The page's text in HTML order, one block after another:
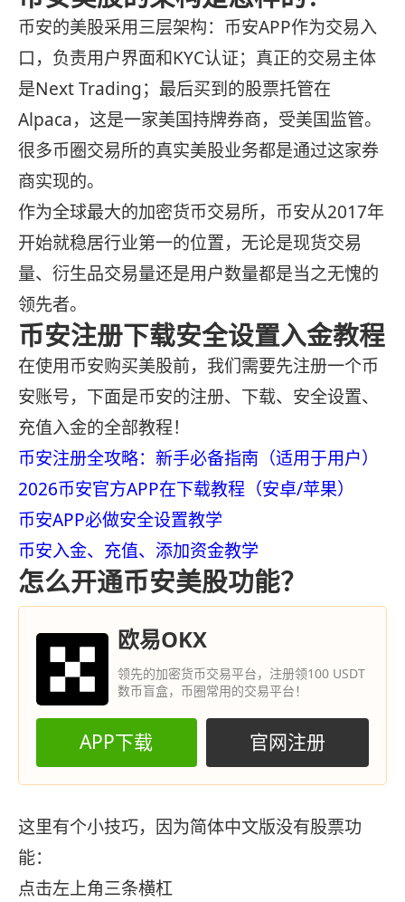
币安的美股采用三层架构：币安APP作为交易入
口，负责用户界面和KYC认证；真正的交易主体
是Next Trading；最后买到的股票托管在
Alpaca，这是一家美国持牌券商，受美国监管。
很多币圈交易所的真实美股业务都是通过这家券
商实现的。
作为全球最大的加密货币交易所，币安从2017年
开始就稳居行业第一的位置，无论是现货交易
量、衍生品交易量还是用户数量都是当之无愧的
领先者。
币安注册下载安全设置入金教程
在使用币安购买美股前，我们需要先注册一个币
安账号，下面是币安的注册、下载、安全设置、
充值入金的全部教程！
币安注册全攻略：新手必备指南（适用于用户）
2026币安官方APP在下载教程（安卓/苹果）
币安APP必做安全设置教学
币安入金、充值、添加资金教学
怎么开通币安美股功能？
欧易OKX
领先的加密货币交易平台，注册领100 USDT
数币盲盒，币圈常用的交易平台！
APP下载 官网注册
这里有个小技巧，因为简体中文版没有股票功
能：
点击左上角三条横杠